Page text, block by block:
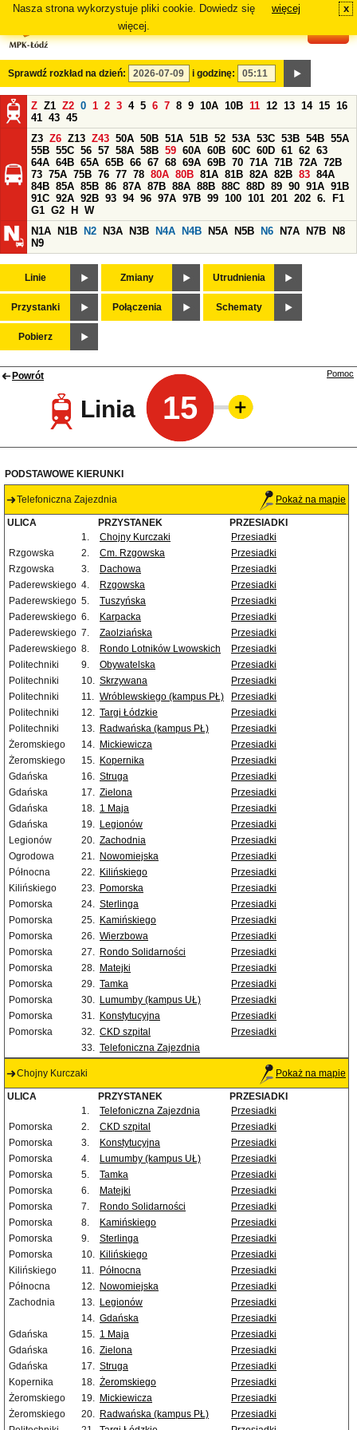
Nasza strona wykorzystuje pliki cookie. Dowiedz się
więcej.
więcej x
Sprawdź rozkład na dzień: i godzinę:
Z Z1 Z2 0 1 2 3 4 5 6 7 8 9 10A 10B 11 12 13 14 15 16
41 43 45
Z3 Z6 Z13 Z43 50A 50B 51A 51B 52 53A 53C 53B 54B 55A
55B 55C 56 57 58A 58B 59 60A 60B 60C 60D 61 62 63
64A 64B 65A 65B 66 67 68 69A 69B 70 71A 71B 72A 72B
73 75A 75B 76 77 78 80A 80B 81A 81B 82A 82B 83 84A
84B 85A 85B 86 87A 87B 88A 88B 88C 88D 89 90 91A 91B
91C 92A 92B 93 94 96 97A 97B 99 100 101 201 202 6.
F1
G1 G2 H
W
N1A
N1B N2 N3A N3B N4A N4B N5A N5B N6 N7A N7B
N8
N9
Linie Zmiany Utrudnienia
Przystanki Połączenia Schematy
Pobierz
Powrót
Linia 15
Pomoc
PODSTAWOWE KIERUNKI
Telefoniczna Zajezdnia Pokaż na mapie
ULICA PRZYSTANEK
PRZESIADKI
1.
Chojny Kurczaki
Przesiadki
Rzgowska
2. Cm. Rzgowska
Przesiadki
Rzgowska
3. Dachowa
Przesiadki
Paderewskiego 4. Rzgowska
Przesiadki
Paderewskiego 5. Tuszyńska
Przesiadki
Paderewskiego 6. Karpacka
Przesiadki
Paderewskiego 7. Zaolziańska
Przesiadki
Paderewskiego 8. Rondo Lotników Lwowskich
Przesiadki
Politechniki
9. Obywatelska
Przesiadki
Politechniki
10. Skrzywana
Przesiadki
Politechniki
11. Wróblewskiego (kampus PŁ)
Przesiadki
Politechniki
12. Targi Łódzkie
Przesiadki
Politechniki
13. Radwańska (kampus PŁ)
Przesiadki
Żeromskiego
14. Mickiewicza
Przesiadki
Żeromskiego
15. Kopernika
Przesiadki
Gdańska
16. Struga
Przesiadki
Gdańska
17. Zielona
Przesiadki
Gdańska
18. 1 Maja
Przesiadki
Gdańska
19. Legionów
Przesiadki
Legionów
20. Zachodnia
Przesiadki
Ogrodowa
21. Nowomiejska
Przesiadki
Północna
22. Kilińskiego
Przesiadki
Kilińskiego
23. Pomorska
Przesiadki
Pomorska
24. Sterlinga
Przesiadki
Pomorska
25. Kamińskiego
Przesiadki
Pomorska
26. Wierzbowa
Przesiadki
Pomorska
27. Rondo Solidarności
Przesiadki
Pomorska
28. Matejki
Przesiadki
Pomorska
29. Tamka
Przesiadki
Pomorska
30. Lumumby (kampus UŁ)
Przesiadki
Pomorska
31. Konstytucyjna
Przesiadki
Pomorska
32. CKD szpital
Przesiadki
33. Telefoniczna Zajezdnia
Chojny Kurczaki Pokaż na mapie
ULICA PRZYSTANEK
PRZESIADKI
1.
Telefoniczna Zajezdnia
Przesiadki
Pomorska
2. CKD szpital
Przesiadki
Pomorska
3. Konstytucyjna
Przesiadki
Pomorska
4. Lumumby (kampus UŁ)
Przesiadki
Pomorska
5. Tamka
Przesiadki
Pomorska
6. Matejki
Przesiadki
Pomorska
7. Rondo Solidarności
Przesiadki
Pomorska
8. Kamińskiego
Przesiadki
Pomorska
9. Sterlinga
Przesiadki
Pomorska
10. Kilińskiego
Przesiadki
Kilińskiego
11. Północna
Przesiadki
Północna
12. Nowomiejska
Przesiadki
Zachodnia
13. Legionów
Przesiadki
14. Gdańska
Przesiadki
Gdańska
15. 1 Maja
Przesiadki
Gdańska
16. Zielona
Przesiadki
Gdańska
17. Struga
Przesiadki
Kopernika
18. Żeromskiego
Przesiadki
Żeromskiego
19. Mickiewicza
Przesiadki
Żeromskiego
20. Radwańska (kampus PŁ)
Przesiadki